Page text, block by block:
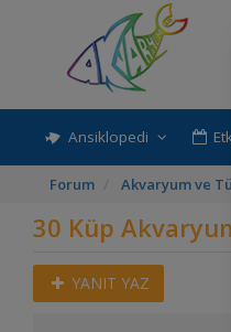
Ansiklopedi
Forum Akvaryum ve
30 Küp
YANIT YAZ